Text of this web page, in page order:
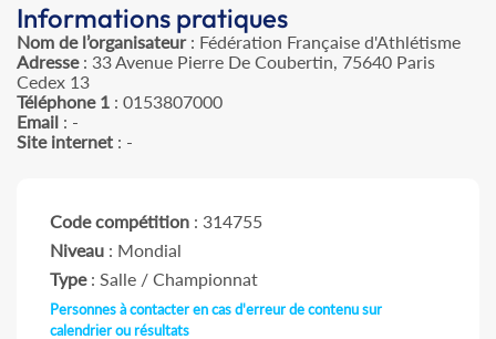
Informations pratiques
Nom de l’organisateur: Fédération Française d'Athlétisme
Adresse: 33 Avenue Pierre De Coubertin, 75640 Paris
Cedex 13
Téléphone 1 : 0153807000
Email : -
Site internet : -
Code compétition : 314755
Niveau : Mondial
Type: Salle / Championnat
Personnes à contacter en cas d'erreur de contenu sur
calendrier ou résultats